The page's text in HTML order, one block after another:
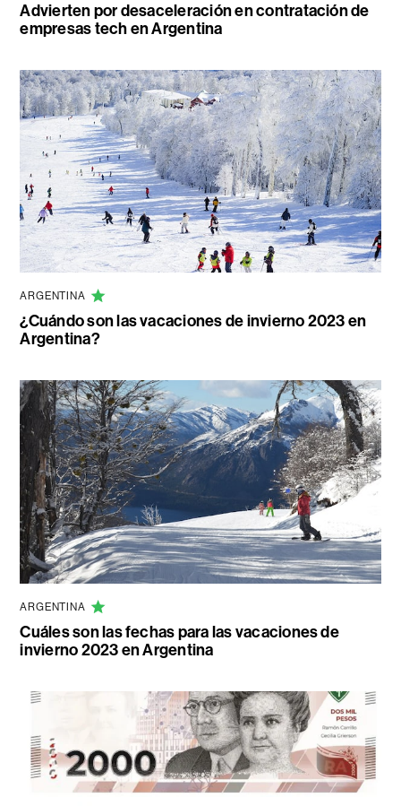
Advierten por desaceleración en contratación de
empresas tech en Argentina
ARGENTINA
¿Cuándo son las vacaciones de invierno 2023 en
Argentina?
ARGENTINA
Cuáles son las fechas para las vacaciones de
invierno 2023 en Argentina